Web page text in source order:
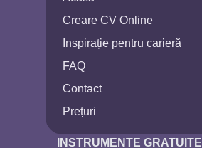
Creare CV Online
Inspirație pentru carieră
FAQ
Contact
Prețuri
INSTRUMENTE GRATUITE